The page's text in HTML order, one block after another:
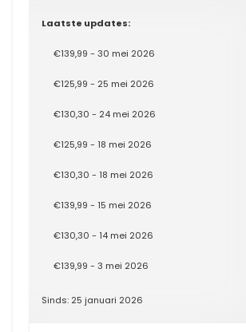
Laatste updates:
€139,99 - 30 mei 2026
€125,99 - 25 mei 2026
€130,30 - 24 mei 2026
€125,99 - 18 mei 2026
€130,30 - 18 mei 2026
€139,99 - 15 mei 2026
€130,30 - 14 mei 2026
€139,99 - 3 mei 2026
Sinds: 25 januari 2026